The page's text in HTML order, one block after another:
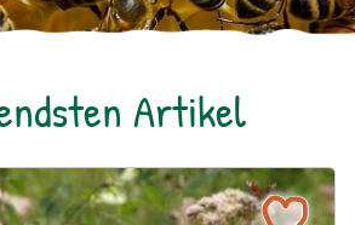
Artikel
für Groß und Klein